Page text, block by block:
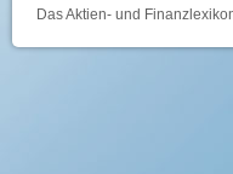
Das Aktien- und